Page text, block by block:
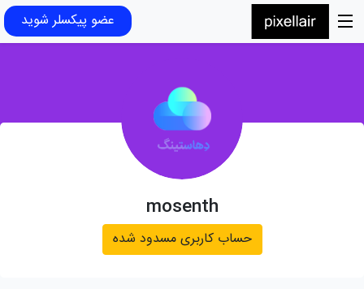
عضو پیکسلر شوید
mosenth
حساب کاربری مسدود شده